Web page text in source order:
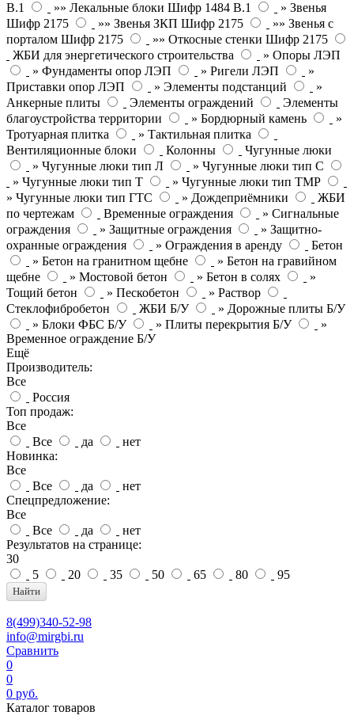
В.1
»» Лекальные блоки Шифр 1484 В.1
» Звенья
Шифр 2175
»» Звенья ЗКП Шифр 2175
»» Звенья с
порталом Шифр 2175
»» Откосные стенки Шифр 2175
ЖБИ для энергетического строительства
» Опоры ЛЭП
» Фундаменты опор ЛЭП
» Ригели ЛЭП
»
Приставки опор ЛЭП
» Элементы подстанций
»
Анкерные плиты
Элементы ограждений
Элементы
благоустройства территории
» Бордюрный камень
»
Тротуарная плитка
» Тактильная плитка
Вентиляционные блоки
Колонны
Чугунные люки
» Чугунные люки тип Л
» Чугунные люки тип С
» Чугунные люки тип Т
» Чугунные люки тип ТМР
» Чугунные люки тип ГТС
» Дождеприёмники
ЖБИ
по чертежам
Временные ограждения
» Сигнальные
ограждения
» Защитные ограждения
» Защитно-
охранные ограждения
» Ограждения в аренду
Бетон
» Бетон на гранитном щебне
» Бетон на гравийном
щебне
» Мостовой бетон » Бетон в солях
»
Тощий бетон
» Пескобетон
» Раствор
Стеклофибробетон
ЖБИ Б/У
» Дорожные плиты Б/У
» Блоки ФБС Б/У
» Плиты перекрытия Б/У
»
Временное ограждение Б/У
Ещё
Производитель:
Все
Россия
Топ продаж:
Все
Все
да
нет
Новинка:
Все
Все
да
нет
Спецпредложение:
Все
Все
да
нет
Результатов на странице:
30
5
20 35 50 65 80 95
Найти
8(499)340-52-98
info@mirgbi.ru
Сравнить
0
0
0 руб.
Каталог товаров